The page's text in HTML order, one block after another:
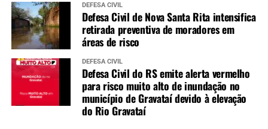
DEFESA CIVIL
Defesa Civil de Nova Santa Rita intensifica
retirada preventiva de moradores em
áreas de risco
DEFESA CIVIL
Defesa Civil do RS emite alerta vermelho
para risco muito alto de inundação no
município de Gravataí devido à elevação
do Rio Gravataí